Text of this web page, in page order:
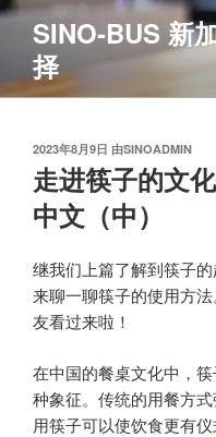
跳
容
SINO-BUS 新
择
发
于
2023年8月9日 由SINOADMIN
走进筷子的文
中文（中）
继我们上篇了解到筷子
来聊一聊筷子的使用方
友看过来啦！
在中国的餐桌文化中，
种象征。传统的用餐方
用筷子可以使饮食更有